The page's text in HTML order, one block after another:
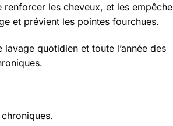
renforcer les cheveux, et les empêche
et prévient les pointes fourchues.
quotidien et toute l’année des